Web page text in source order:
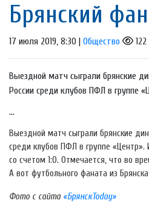
Брянский
17 июля 2019, 8:30 | Общество 122
Выездной матч сыграли брянские
России среди клубов ПФЛ в группе
...
Выездной матч сыграли брянские
среди клубов ПФЛ в группе
со счетом 1:0. Отмечается, что во
А вот футбольного фаната из
Фото с сайта «БрянскToday»